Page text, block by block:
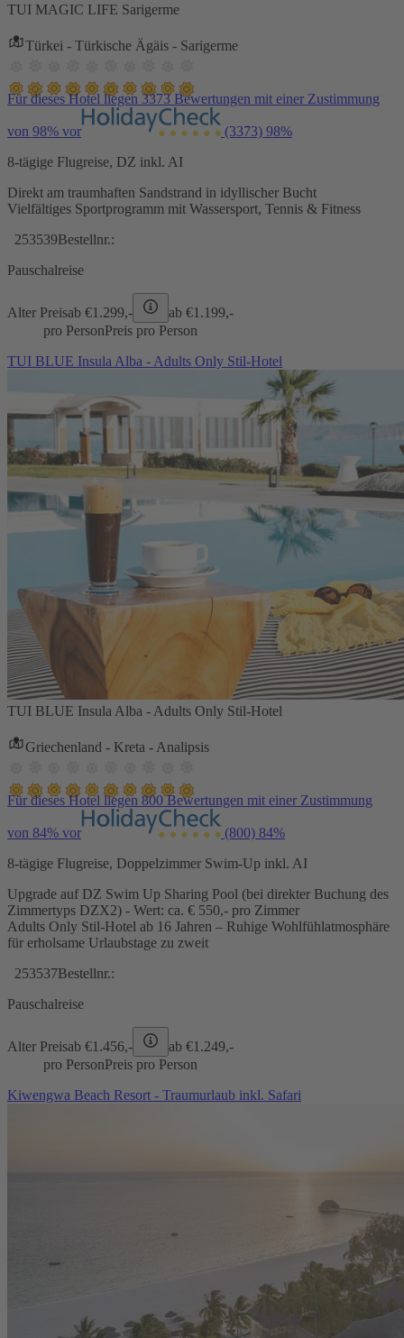
TUI MAGIC LIFE Sarigerme
Türkei - Türkische Ägäis - Sarigerme
Für dieses Hotel liegen 3373 Bewertungen mit einer Zustimmung
von 98% vor (3373) 98%
8-tägige Flugreise, DZ inkl. AI
Direkt am traumhaften Sandstrand in idyllischer Bucht
Vielfältiges Sportprogramm mit Wassersport, Tennis & Fitness
253539Bestellnr.:
Pauschalreise
Alter Preisab €1.299,- ab €1.199,-
pro PersonPreis pro Person
TUI BLUE Insula Alba - Adults Only Stil-Hotel
TUI BLUE Insula Alba - Adults Only Stil-Hotel
Griechenland - Kreta - Analipsis
Für dieses Hotel liegen 800 Bewertungen mit einer Zustimmung
von 84% vor (800) 84%
8-tägige Flugreise, Doppelzimmer Swim-Up inkl. AI
Upgrade auf DZ Swim Up Sharing Pool (bei direkter Buchung des
Zimmertyps DZX2) - Wert: ca. € 550,- pro Zimmer
Adults Only Stil-Hotel ab 16 Jahren – Ruhige Wohlfühlatmosphäre
für erholsame Urlaubstage zu zweit
253537Bestellnr.:
Pauschalreise
Alter Preisab €1.456,- ab €1.249,-
pro PersonPreis pro Person
Kiwengwa Beach Resort - Traumurlaub inkl. Safari